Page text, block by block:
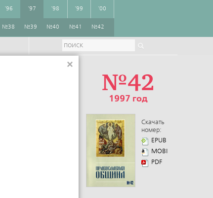
'96 '97
№38 №39 №40 №41 №42
'98 '99 '00
№42
1997 год
Скачать
номер:
EPUB
MOBI
PDF
×